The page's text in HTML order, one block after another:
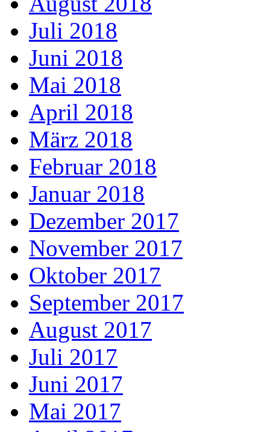
Juli 2018
Juni 2018
Mai 2018
April 2018
März 2018
Februar 2018
Januar 2018
Dezember 2017
November 2017
Oktober 2017
September 2017
August 2017
Juli 2017
Juni 2017
Mai 2017